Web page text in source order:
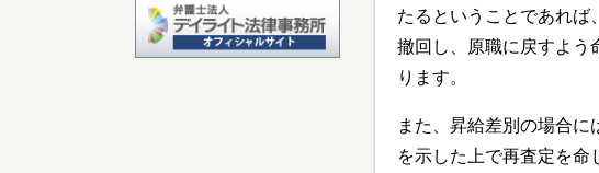
たるということであれば
撤回し、原職に戻すよう
ります。
また、昇給差別の場合
を示した上で再査定を命